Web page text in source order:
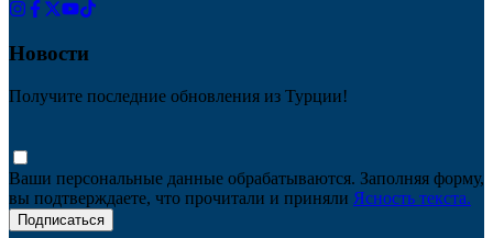
Новости
Получите последние обновления из Турции!
Ваши персональные данные обрабатываются. Заполняя форму,
вы подтверждаете, что прочитали и приняли Ясность текста.
Подписаться